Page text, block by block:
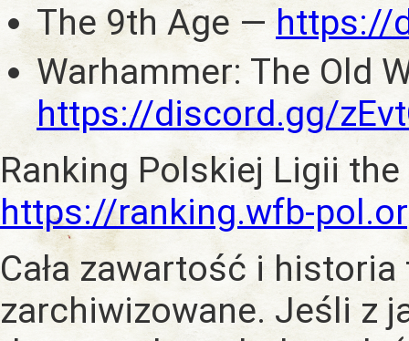
The 9th Age —https://
Warhammer: The Old
https://discord.gg/
Ranking Polskiej Ligii
https://ranking.wfb-
Cała zawartość i historia
zarchiwizowane. Jeśli z